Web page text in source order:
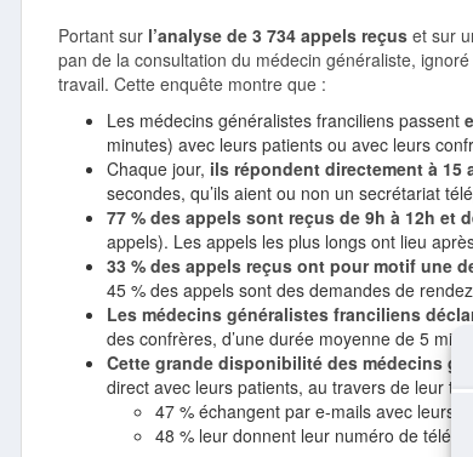
Portant sur l’analyse de 3 734 appels reçus et sur
pan de la consultation du médecin généraliste,
travail. Cette enquête montre que :
Les médecins généralistes franciliens passent
minutes) avec leurs patients ou avec leurs
Chaque jour, ils répondent directement à 15
secondes, qu’ils aient ou non un secrétariat
77 % des appels sont reçus de 9h à 12h et
appels). Les appels les plus longs ont lieu
33 % des appels reçus ont pour motif une
45 % des appels sont des demandes de
Les médecins généralistes franciliens
des confrères, d’une durée moyenne de 5
Cette grande disponibilité des médecins
direct avec leurs patients, au travers de leur
47 % échangent par e-mails avec leurs
48 % leur donnent leur numéro de